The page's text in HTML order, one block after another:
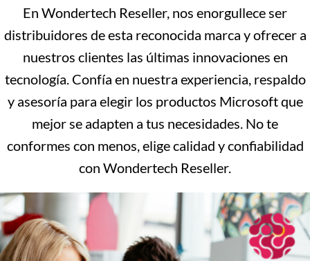
En Wondertech Reseller, nos enorgullece ser
distribuidores de esta reconocida marca y ofrecer a
nuestros clientes las últimas innovaciones en
tecnología. Confía en nuestra experiencia, respaldo
y asesoría para elegir los productos Microsoft que
mejor se adapten a tus necesidades. No te
conformes con menos, elige calidad y confiabilidad
con Wondertech Reseller.